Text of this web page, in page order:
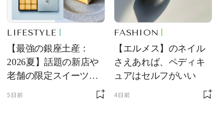
LIFESTYLE
【最強の銀座土産：
2026夏】話題の新店や
老舗の限定スイーツを
ゲット【＃SPURおやつ
5日前
FASHION
【エルメス】のネイル
さえあれば、ペディキ
ュアはセルフがいい
4日前